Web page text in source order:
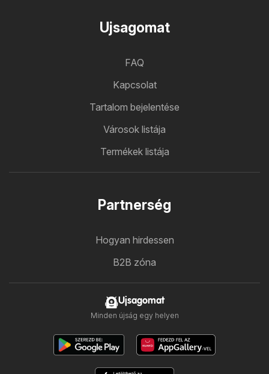
Ujsagomat
FAQ
Kapcsolat
Tartalom bejelentése
Városok listája
Termékek listája
Partnerség
Hogyan hirdessen
B2B zóna
Ujsagomat
Minden újság egy helyen